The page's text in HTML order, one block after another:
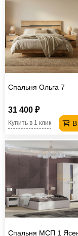
Спальня Ольга 7
31 400 ₽
В
Купить в 1 клик
Спальня МСП 1